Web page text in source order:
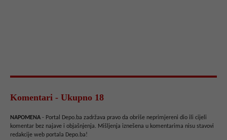
Komentari - Ukupno 18
NAPOMENA - Portal Depo.ba zadržava pravo da obriše neprimjereni dio ili cijeli
komentar bez najave i objašnjenja. Mišljenja iznešena u komentarima nisu stavovi
redakcije web portala Depo.ba!